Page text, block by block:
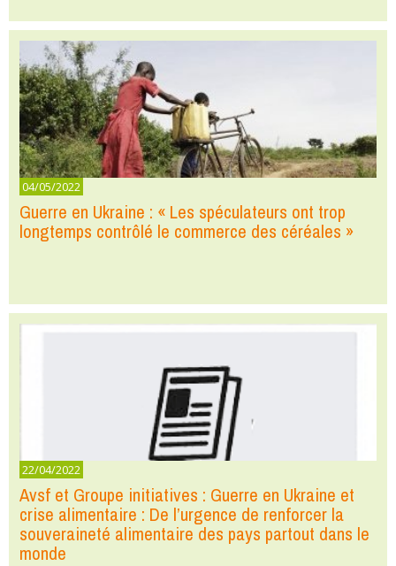
04/05/2022
Guerre en Ukraine : « Les spéculateurs ont trop
longtemps contrôlé le commerce des céréales »
22/04/2022
Avsf et Groupe initiatives : Guerre en Ukraine et
crise alimentaire : De l’urgence de renforcer la
souveraineté alimentaire des pays partout dans le
monde